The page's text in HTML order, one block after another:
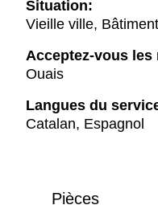
Situation:
Vieille ville,
Acceptez-vous les
Ouais
Langues du
Catalan, Espagnol
Pièces